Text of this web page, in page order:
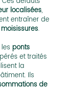
localisées,
entraîner de
moisissures.
les ponts
et traités
la
Ils
de